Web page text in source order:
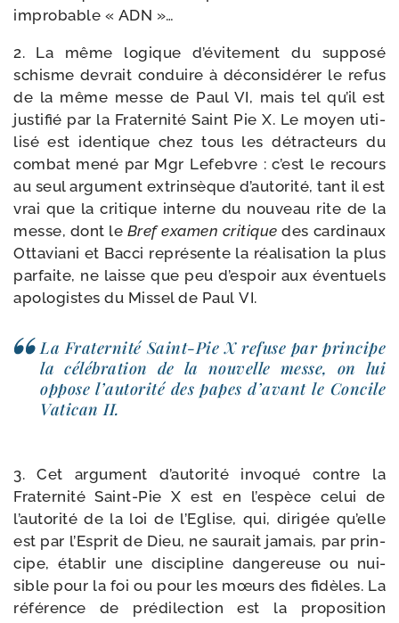
impro­bable « ADN »…
2. La même logique d’évitement du sup­po­sé
schisme devrait conduire à décon­si­dé­rer le refus
de la même messe de Paul VI, mais tel qu’il est
jus­ti­fié par la Fraternité Saint Pie X. Le moyen uti­
li­sé est iden­tique chez tous les détrac­teurs du
com­bat mené par Mgr Lefebvre : c’est le recours
au seul argu­ment extrin­sèque d’autorité, tant il est
vrai que la cri­tique interne du nou­veau rite de la
messe, dont le Bref exa­men cri­tique des car­di­naux
Ottaviani et Bacci repré­sente la réa­li­sa­tion la plus
par­faite, ne laisse que peu d’espoir aux éven­tuels
apo­lo­gistes du Missel de Paul VI.
La Fraternité Saint-​Pie X refuse par prin­cipe
la célé­bra­tion de la nou­velle messe, on lui
oppose l’au­to­ri­té des papes d’a­vant le Concile
Vatican II.
3. Cet argu­ment d’autorité invo­qué contre la
Fraternité Saint-​Pie X est en l’espèce celui de
l’autorité de la loi de l’Eglise, qui, diri­gée qu’elle
est par l’Esprit de Dieu, ne sau­rait jamais, par prin­
cipe, éta­blir une dis­ci­pline dan­ge­reuse ou nui­
sible pour la foi ou pour les mœurs des fidèles. La
réfé­rence de pré­di­lec­tion est la pro­po­si­tion